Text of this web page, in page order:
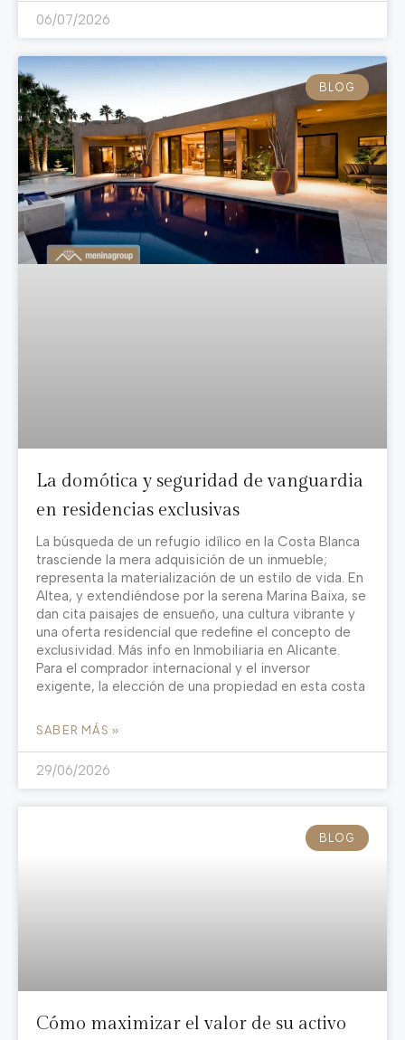
06/07/2026
BLOG
La domótica y seguridad de vanguardia
en residencias exclusivas
La búsqueda de un refugio idílico en la Costa Blanca
trasciende la mera adquisición de un inmueble;
representa la materialización de un estilo de vida. En
Altea, y extendiéndose por la serena Marina Baixa, se
dan cita paisajes de ensueño, una cultura vibrante y
una oferta residencial que redefine el concepto de
exclusividad. Más info en Inmobiliaria en Alicante.
Para el comprador internacional y el inversor
exigente, la elección de una propiedad en esta costa
SABER MÁS »
29/06/2026
BLOG
Cómo maximizar el valor de su activo